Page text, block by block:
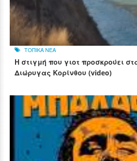
ΤΟΠΙΚΑ ΝΕΑ
Η στιγμή που γιοτ προσκρούει
Διώρυγας Κορίνθου (video)